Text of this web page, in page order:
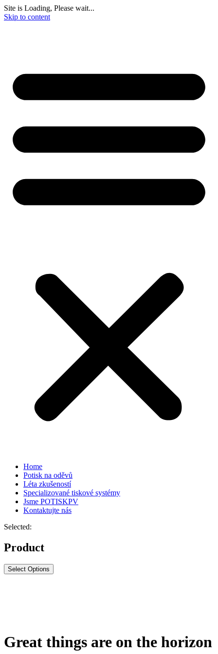
Site is Loading, Please wait...
Skip to content
Home
Potisk na oděvů
Léta zkušeností
Specializované tiskové systémy
Jsme POTISKPV
Kontaktujte nás
Selected:
Product
Select Options
Great things are on the horizon